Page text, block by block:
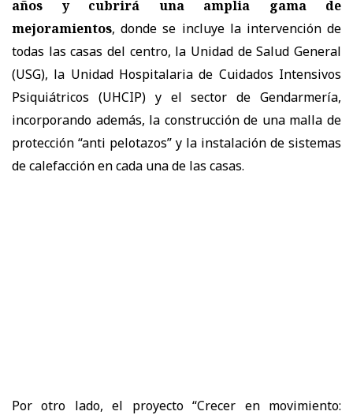
años y cubrirá una amplia gama de
mejoramientos, donde se incluye la intervención de
todas las casas del centro, la Unidad de Salud General
(USG), la Unidad Hospitalaria de Cuidados Intensivos
Psiquiátricos (UHCIP) y el sector de Gendarmería,
incorporando además, la construcción de una malla de
protección “anti pelotazos” y la instalación de sistemas
de calefacción en cada una de las casas.
Por otro lado, el proyecto “Crecer en movimiento: